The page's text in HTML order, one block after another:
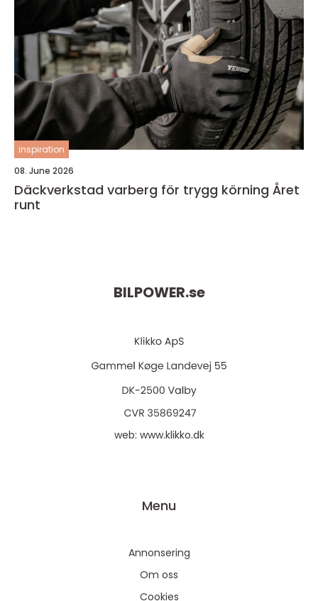
inspiration
08. June 2026
Däckverkstad varberg för trygg körning Året
runt
BILPOWER.se
web: www.klikko.dk
Menu
Annonsering
Om oss
Cookies